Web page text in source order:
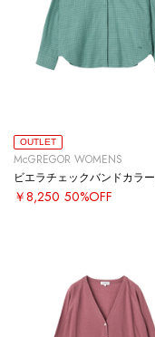
OUTLET
McGREGOR WOMENS
ビエラチェックバンドカラ
￥8,250 50%OFF